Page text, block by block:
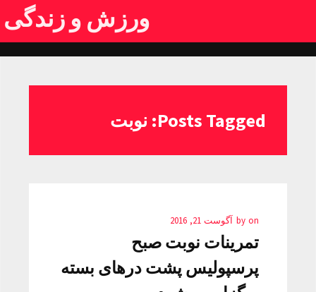
ورزش و زندگی
Posts Tagged: نوبت
by on آگوست 21, 2016
تمرینات نوبت صبح
پرسپولیس پشت درهای بسته